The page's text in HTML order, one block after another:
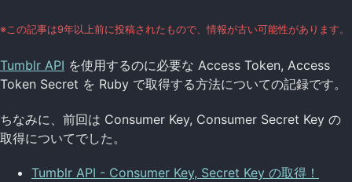
※この記事は9年以上前に投稿されたもので、情報が古い可能性があります。
Tumblr API を使用するのに必要な Access Token, Access
Token Secret を Ruby で取得する方法についての記録です。
ちなみに、前回は Consumer Key, Consumer Secret Key の
取得についてでした。
Tumblr API - Consumer Key, Secret Key の取得！